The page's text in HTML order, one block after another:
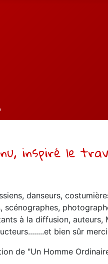
inspiré le
danseurs,
scénographes,
à la diffusion, auteurs,
bien sûr
de "Un Homme